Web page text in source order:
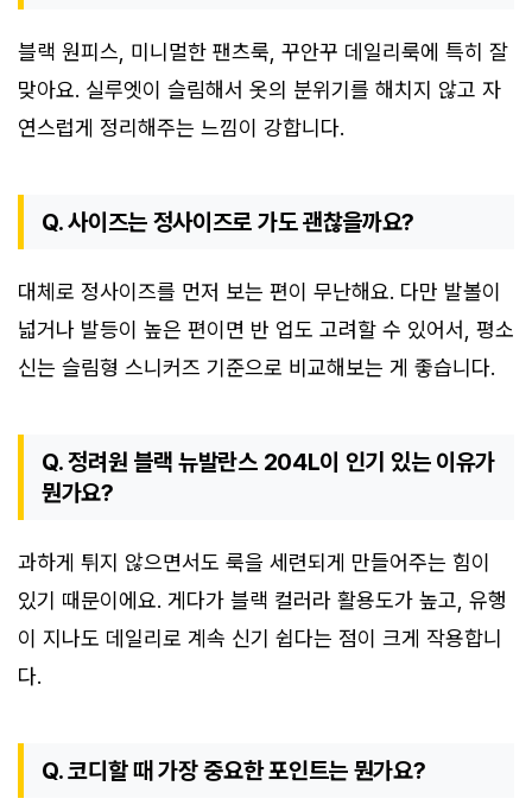
블랙 원피스, 미니멀한 팬츠룩, 꾸안꾸 데일리룩에 특히 잘
맞아요. 실루엣이 슬림해서 옷의 분위기를 해치지 않고 자
연스럽게 정리해주는 느낌이 강합니다.
Q. 사이즈는 정사이즈로 가도 괜찮을까요?
대체로 정사이즈를 먼저 보는 편이 무난해요. 다만 발볼이
넓거나 발등이 높은 편이면 반 업도 고려할 수 있어서, 평소
신는 슬림형 스니커즈 기준으로 비교해보는 게 좋습니다.
Q. 정려원 블랙 뉴발란스 204L이 인기 있는 이유가
뭔가요?
과하게 튀지 않으면서도 룩을 세련되게 만들어주는 힘이
있기 때문이에요. 게다가 블랙 컬러라 활용도가 높고, 유행
이 지나도 데일리로 계속 신기 쉽다는 점이 크게 작용합니
다.
Q. 코디할 때 가장 중요한 포인트는 뭔가요?